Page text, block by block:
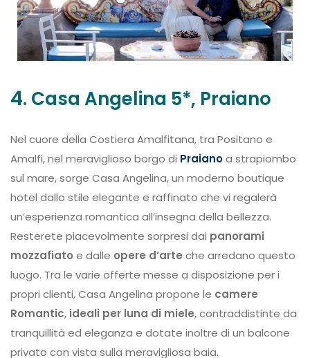
4. Casa Angelina 5*, Praiano
Nel cuore della Costiera Amalfitana, tra Positano e
Amalfi, nel meraviglioso borgo di Praianoa strapiombo
sul mare, sorge Casa Angelina, un moderno boutique
hotel dallo stile elegante e raffinato che vi regalerà
un’esperienza romantica all’insegna della bellezza.
Resterete piacevolmente sorpresi dai panorami
mozzafiato e dalle opere d’arte che arredano questo
luogo. Tra le varie offerte messe a disposizione per i
propri clienti, Casa Angelina propone le camere
Romantic, ideali per luna di miele, contraddistinte da
tranquillità ed eleganza e dotate inoltre di un balcone
privato con vista sulla meravigliosa baia.